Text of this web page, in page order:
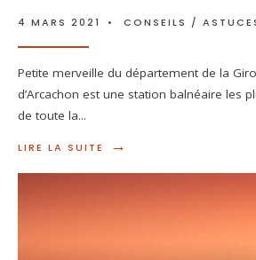
4 MARS 2021 • CONSEILS /
Petite merveille du département de la
d’Arcachon est une station balnéaire les
de toute la...
LIRE LA SUITE →